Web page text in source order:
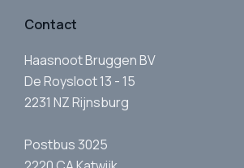
Contact
Haasnoot Bruggen BV
De Roysloot 13 - 15
2231 NZ Rijnsburg
Postbus 3025